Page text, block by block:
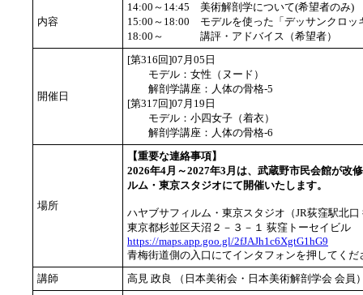
内容
14:00～14:45
15:00～18:00
18:00～
美術解剖学について(希望者のみ)
モデルを使った「デッサンクロッ
講評・アドバイス（希望者）
開催日
[第316回]07月05日
モデル：女性（ヌード）
解剖学講座：人体の骨格-5
[第317回]07月19日
モデル：小四女子（着衣）
解剖学講座：人体の骨格-6
場所
【重要な連絡事項】
2026年4月～2027年3月は、武蔵野市民会館が改
ルム・東京スタジオにて開催いたします。
ハヤブサフィルム・東京スタジオ（JR荻窪駅北口
東京都杉並区天沼２－３－１ 荻窪トーセイビル
https://maps.app.goo.gl/2fJAJh1c6XgtG1hG9
青梅街道側の入口にてインタフォンを押してくだ
講師
高見 政良 （日本美術会・日本美術解剖学会 会